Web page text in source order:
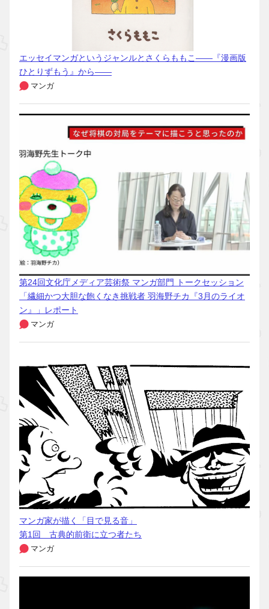
エッセイマンガというジャンルとさくらももこ――『漫画版
ひとりずもう』から――
マンガ
第24回文化庁メディア芸術祭 マンガ部門 トークセッション
「繊細かつ大胆な飽くなき挑戦者 羽海野チカ『3月のライオ
ン』」レポート
マンガ
マンガ家が描く「目で見る音」
第1回 古典的前衛に立つ者たち
マンガ